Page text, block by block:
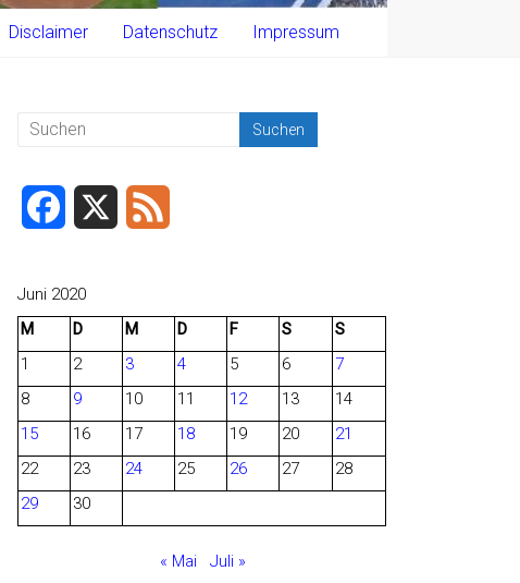
Disclaimer Datenschutz Impressum
c
e
o
o
k
d
Juni 2020
M
D M D F S
S
1
2 3 4 5 6
7
8
9 10 11 12 13
14
15
16 17 18 19 20
21
22
23 24 25 26 27
28
29
30
« Mai Juli »